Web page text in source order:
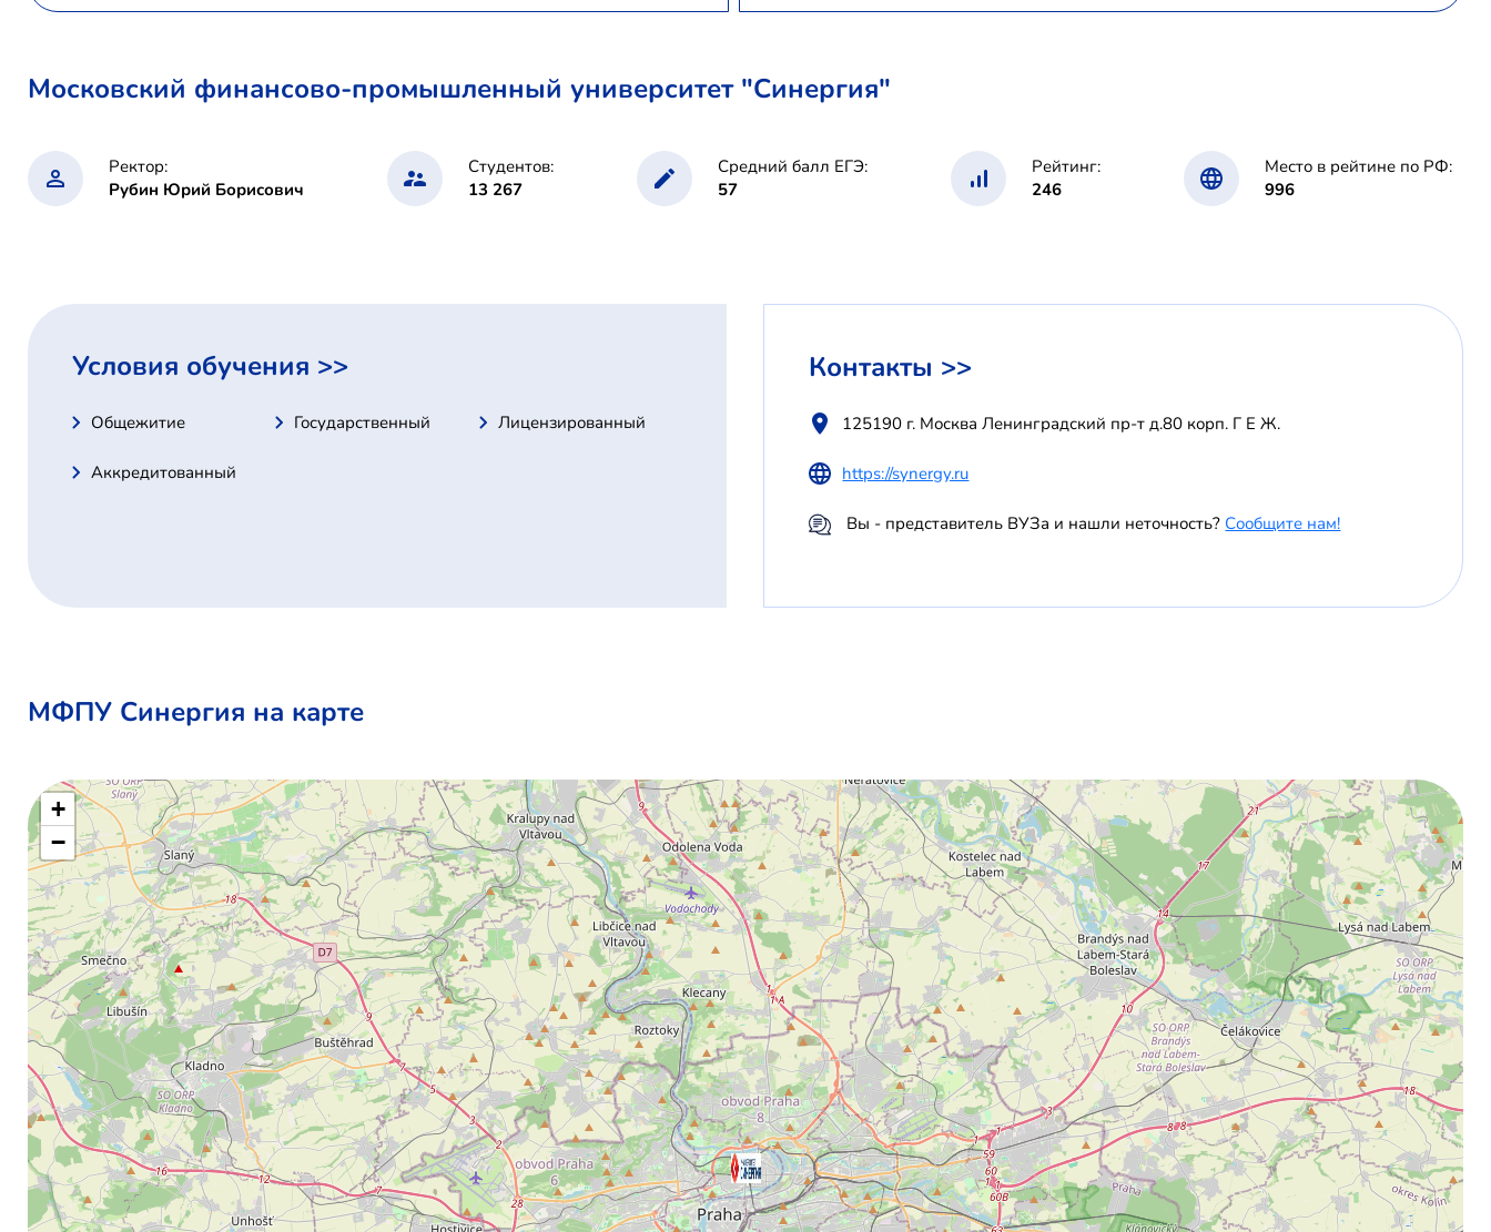
Московский финансово-промышленный университет "Синергия"
Ректор:
Рубин Юрий Борисович
Студентов:
13 267
Средний балл ЕГЭ:
57
Рейтинг:
246
Место в рейтине по РФ:
996
Условия обучения >>
Общежитие Государственный Лицензированный
Аккредитованный
Контакты >>
125190 г. Москва Ленинградский пр-т д.80 корп. Г Е Ж.
https://synergy.ru
Вы - представитель ВУЗа и нашли неточность? Сообщите нам!
МФПУ Синергия на карте
+
−